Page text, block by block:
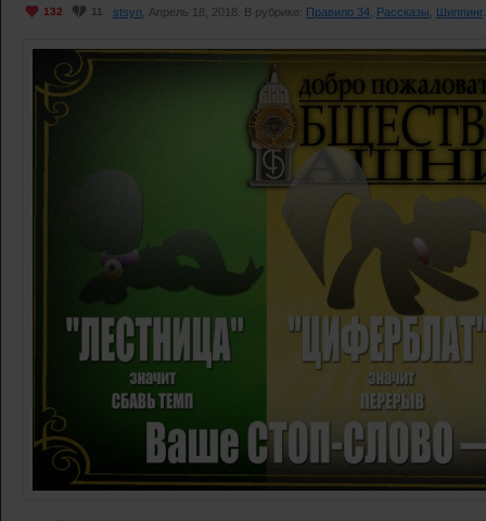
132 11 stsyn , Апрель 18, 2018. В рубрике: Правило 34 Рассказы Шиппинг.